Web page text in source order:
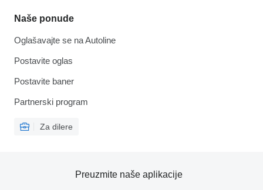
Naše ponude
Oglašavajte se na Autoline
Postavite oglas
Postavite baner
Partnerski program
Za dilere
Preuzmite naše aplikacije